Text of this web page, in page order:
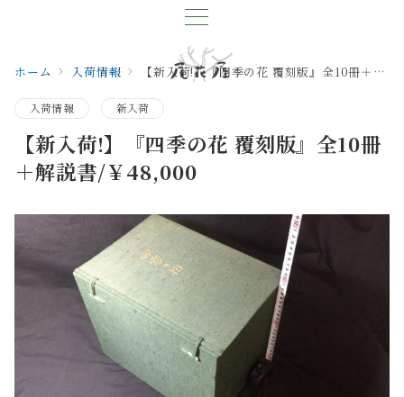
ホーム 入荷情報 【新入荷!】『四季の花 覆刻版』全10冊＋解説書/￥48,000
入荷情報 新入荷
【新入荷!】『四季の花 覆刻版』全10冊
＋解説書/￥48,000